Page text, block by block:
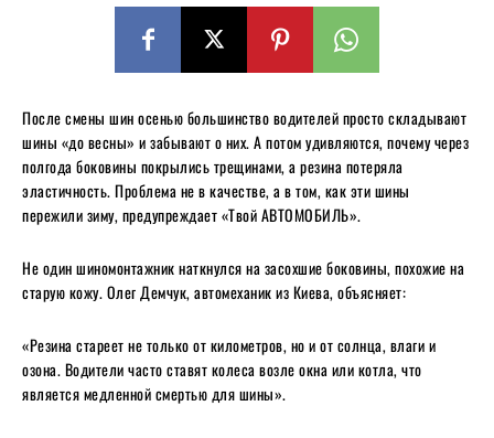
После смены шин осенью большинство водителей просто складывают
шины «до весны» и забывают о них. А потом удивляются, почему через
полгода боковины покрылись трещинами, а резина потеряла
эластичность. Проблема не в качестве, а в том, как эти шины
пережили зиму, предупреждает «Твой АВТОМОБИЛЬ».
Не один шиномонтажник наткнулся на засохшие боковины, похожие на
старую кожу. Олег Демчук, автомеханик из Киева, объясняет:
«Резина стареет не только от километров, но и от солнца, влаги и
озона. Водители часто ставят колеса возле окна или котла, что
является медленной смертью для шины».